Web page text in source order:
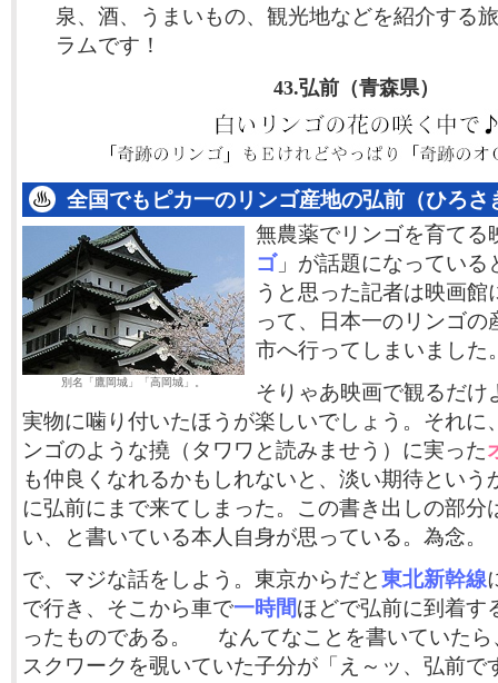
泉、酒、うまいもの、観光地などを紹介する
ラムです！
43.弘前（青森県）
全国でもピカ一のリンゴ産地の弘前（ひろさ
別名「鷹岡城」「高岡城」。
無農薬でリンゴを育てる
ゴ」が話題になっている
うと思った記者は映画館
って、日本一のリンゴの
市へ行ってしまいました
そりゃあ映画で観るだけ
実物に噛り付いたほうが楽しいでしょう。それに
ンゴのような撓（タワワと読みませう）に実った
も仲良くなれるかもしれないと、淡い期待という
に弘前にまで来てしまった。この書き出しの部分
い、と書いている本人自身が思っている。為念。
で、マジな話をしよう。東京からだと東北新幹線
で行き、そこから車で一時間ほどで弘前に到着す
ったものである。 なんてなことを書いていたら
スクワークを覗いていた子分が「え～ッ、弘前で